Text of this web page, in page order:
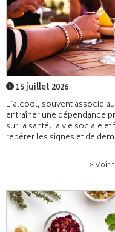
15 juillet 2026
L’alcool, souvent associé
entraîner une dépendance
sur la santé, la vie sociale
repérer les signes et de
> Voir